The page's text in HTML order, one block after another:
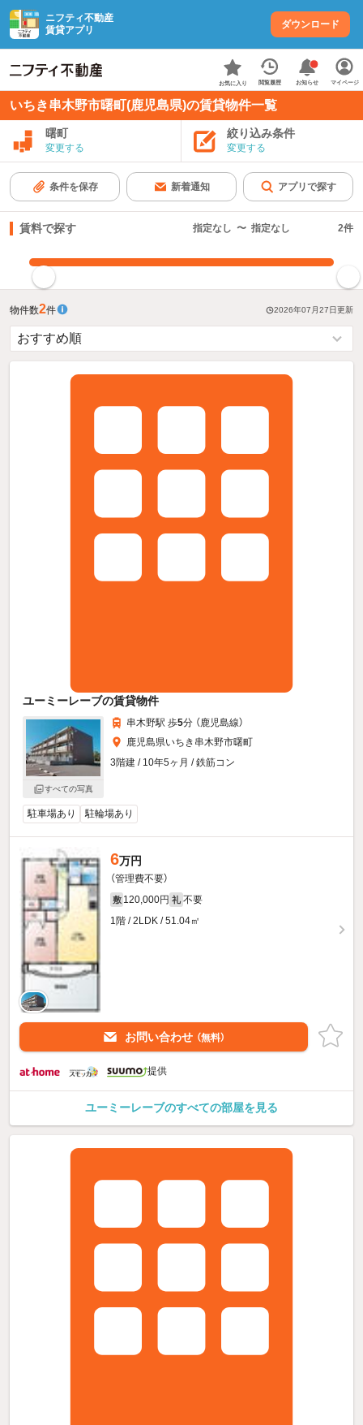
ニフティ不動産
賃貸アプリ
ダウンロード
お気に入り 閲覧履歴 お知らせ マイページ
いちき串木野市曙町(鹿児島県)の賃貸物件一覧
曙町
変更する
絞り込み条件
変更する
条件を保存 新着通知 アプリで探す
賃料で探す 指定なし 〜 指定なし 2件
物件数2件 2026年07月27日更新
ユーミーレーブの賃貸物件
すべての写真
串木野駅 歩5分 （鹿児島線）
鹿児島県いちき串木野市曙町
3階建 / 10年5ヶ月 / 鉄筋コン
駐車場あり 駐輪場あり
6万円
（管理費不要）
敷 120,000円 礼 不要
1階 / 2LDK / 51.04㎡
お問い合わせ （無料）
提供
ユーミーレーブのすべての部屋を見る